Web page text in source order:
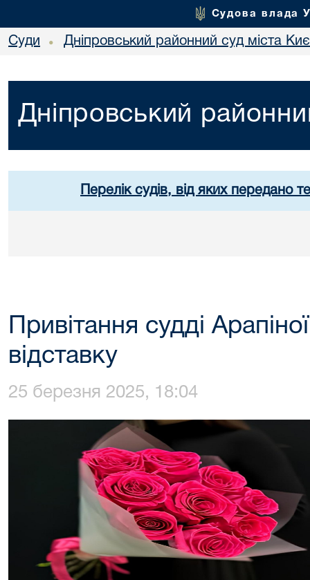
Судова влада
Суди • Дніпровський районний суд міста
Дніпровський
Перелік судів, від яких передано
Привітання судді
відставку
25 березня 2025, 18:04